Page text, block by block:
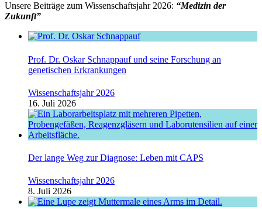
Unsere Beiträge zum Wissenschaftsjahr 2026: “Medizin der
Zukunft”
Prof. Dr. Oskar Schnappauf und seine Forschung an
genetischen Erkrankungen
Wissenschaftsjahr 2026
16. Juli 2026
Der lange Weg zur Diagnose: Leben mit CAPS
Wissenschaftsjahr 2026
8. Juli 2026